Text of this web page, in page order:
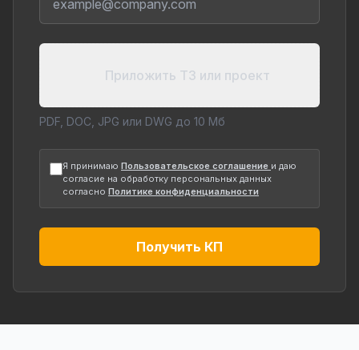
Приложить ТЗ или проект
PDF, DOC, JPG или DWG до 10 Мб
Я принимаю Пользовательское соглашение и даю
согласие на обработку персональных данных
согласно Политике конфиденциальности
Получить КП